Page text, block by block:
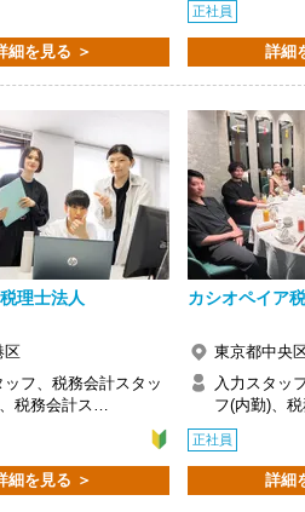
な業務を任せてもらえるので、以前より
囲気は？
輩に相談しやすく、風通しの良い職場だ
材＞
を活かして成長したい方
アップ志向のある方
業務を進められる方
や提案業務に挑戦したい方
ど専門性を高めたい方
マネジメントに関わりたい方
ュアル面談へ＞
キャリアを相談可
んに質問OK
選考へ進めます
は柔軟に対応
の調整も可能
ュアル面談からでも歓迎です
」からお気軽にご連絡ください。
細を見る ＞
正社員
詳細
理士法人
区
ッフ、税務会計スタッ
税務会計ス…
細を見る ＞
カシオペイア
東京都中央
入力スタッ
フ(内勤)、
正社員
詳細